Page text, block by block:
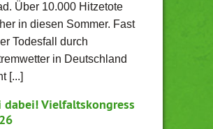
Über 10.000 Hitzetote
in diesen Sommer. Fast
Todesfall durch
in Deutschland
[...]
dabei! Vielfaltskongress